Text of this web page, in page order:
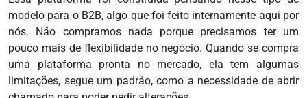
modelo para o B2B, algo que foi feito internamente aqui por
nós. Não compramos nada porque precisamos ter um
pouco mais de flexibilidade no negócio. Quando se compra
uma plataforma pronta no mercado, ela tem algumas
limitações, segue um padrão, como a necessidade de abrir